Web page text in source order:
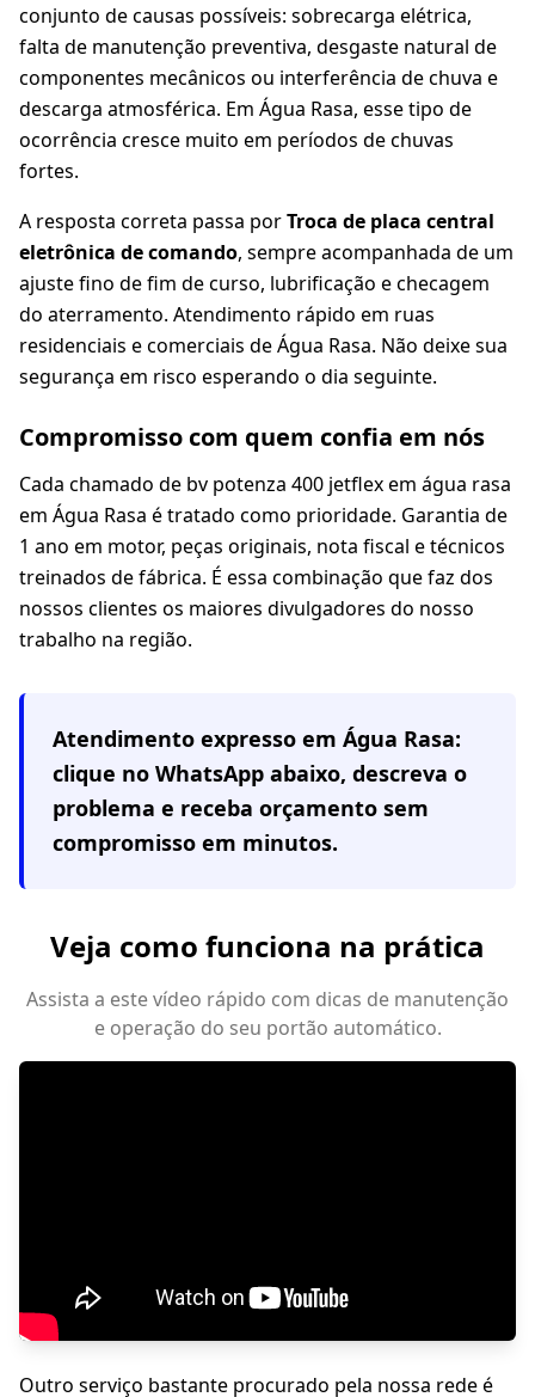
conjunto de causas possíveis: sobrecarga elétrica,
falta de manutenção preventiva, desgaste natural de
componentes mecânicos ou interferência de chuva e
descarga atmosférica. Em Água Rasa, esse tipo de
ocorrência cresce muito em períodos de chuvas
fortes.
A resposta correta passa porTroca de placa central
eletrônica de comando, sempre acompanhada de um
ajuste fino de fim de curso, lubrificação e checagem
do aterramento. Atendimento rápido em ruas
residenciais e comerciais de Água Rasa. Não deixe sua
segurança em risco esperando o dia seguinte.
Compromisso com quem confia em nós
Cada chamado de bv potenza 400 jetflex em água rasa
em Água Rasa é tratado como prioridade. Garantia de
1 ano em motor, peças originais, nota fiscal e técnicos
treinados de fábrica. É essa combinação que faz dos
nossos clientes os maiores divulgadores do nosso
trabalho na região.
Atendimento expresso em Água Rasa:
clique no WhatsApp abaixo, descreva o
problema e receba orçamento sem
compromisso em minutos.
Veja como funciona na prática
Assista a este vídeo rápido com dicas de manutenção
e operação do seu portão automático.
Outro serviço bastante procurado pela nossa rede é